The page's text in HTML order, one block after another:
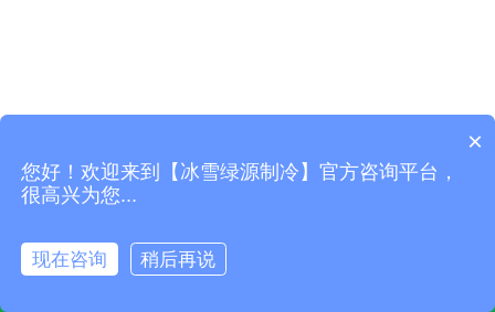
×
您好！欢迎来到【冰雪绿源制冷】官方咨询平台，
很高兴为您...
现在咨询 稍后再说